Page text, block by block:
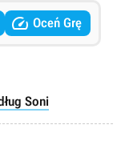
 Oceń Grę
Soni